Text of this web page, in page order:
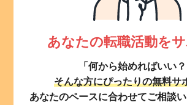
あなたの転職活動を
「何から始めればいい？
そんな方にぴったりの無料サ
あなたのペースに合わせてご相談い